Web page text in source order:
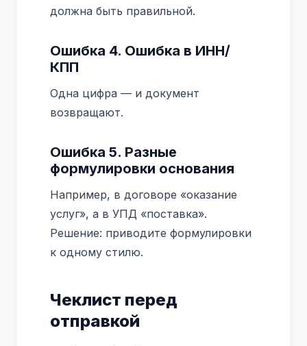
должна быть правильной.
Ошибка 4. Ошибка в ИНН/
КПП
Одна цифра — и документ
возвращают.
Ошибка 5. Разные
формулировки основания
Например, в договоре «оказание
услуг», а в УПД «поставка».
Решение: приводите формулировки
к одному стилю.
Чеклист перед
отправкой